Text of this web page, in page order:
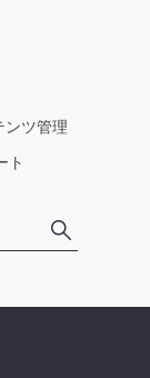
ンツ管理
ト